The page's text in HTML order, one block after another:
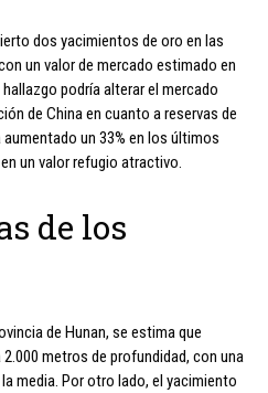
dos yacimientos de oro en las
un valor de mercado estimado en
podría alterar el mercado
de China en cuanto a reservas de
un 33% en los últimos
un valor refugio atractivo.
de los
de Hunan, se estima que
metros de profundidad, con una
media. Por otro lado, el yacimiento